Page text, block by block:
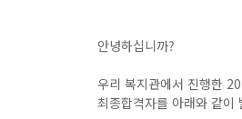
안녕하십니까?
우리 복지관에서 진행한
최종합격자를 아래와 같이